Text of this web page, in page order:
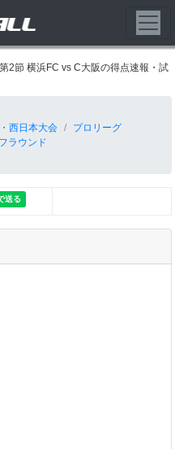
2節 横浜FC vs C大阪の得点速報・試
西日本大会
プロリーグ
ラウンド